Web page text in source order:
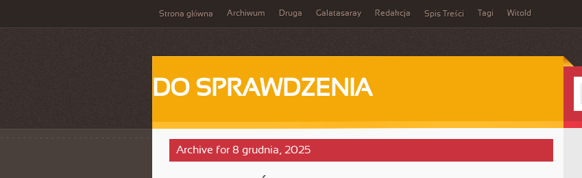
Strona główna Archiwum Druga Galatasaray Redakcja Spis Treści Tagi Witold
DO SPRAWDZENIA
Archive for 8 grudnia, 2025